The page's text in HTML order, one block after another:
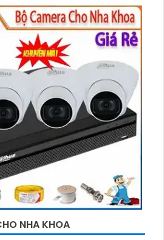
NHA KHOA